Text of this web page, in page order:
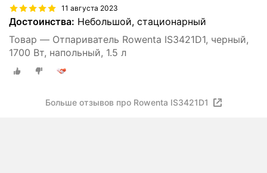
11 августа 2023
Достоинства: Небольшой, стационарный
Товар — Отпариватель Rowenta IS3421D1, черный,
1700 Вт, напольный, 1.5 л
Больше отзывов про Rowenta IS3421D1